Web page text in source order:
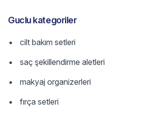
Guclu kategoriler
cilt bakım setleri
saç şekillendirme aletleri
makyaj organizerleri
fırça setleri